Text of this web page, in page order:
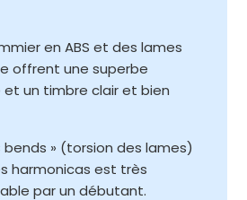
en ABS et des lames
offrent une superbe
un timbre clair et bien
» (torsion des lames)
harmonicas est très
par un débutant.